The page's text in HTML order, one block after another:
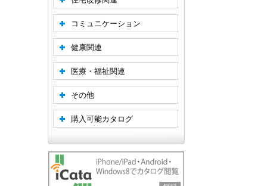
コミュニケーション
健康関連
医療・福祉関連
その他
購入可能カタログ